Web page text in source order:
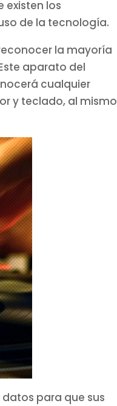
existen los
de la tecnología.
la mayoría
aparato del
cualquier
y teclado, al mismo
para que sus